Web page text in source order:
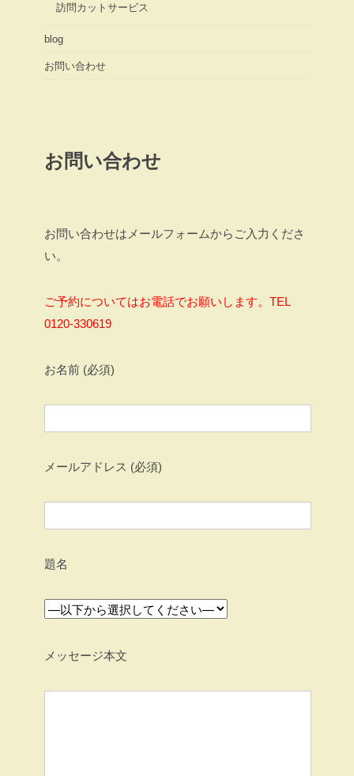
訪問カットサービス
blog
お問い合わせ
お問い合わせ
お問い合わせはメールフォームからご入力くださ
い。
ご予約についてはお電話でお願いします。TEL
0120-330619
お名前 (必須)
メールアドレス (必須)
題名
メッセージ本文